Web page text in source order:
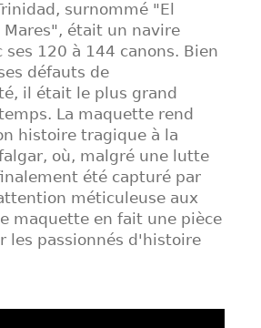
surnommé "El
Mares", était un navire
ses 120 à 144 canons. Bien
défauts de
il était le plus grand
La maquette rend
histoire tragique à la
où, malgré une lutte
été capturé par
méticuleuse aux
maquette en fait une pièce
les passionnés d'histoire